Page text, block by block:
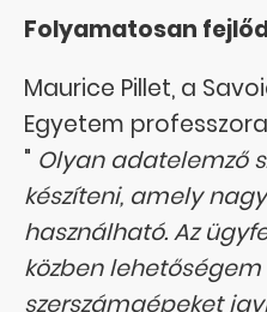
Folyamatosan
Maurice Pillet, a
Egyetem
" Olyan adatelemző
készíteni, amely
használható. Az
közben
szerszámgépeket